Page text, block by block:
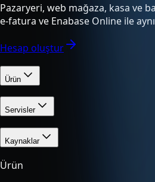
Pazaryeri, web mağaza, kasa ve
e-fatura ve Enabase Online ile
Hesap oluştur
Ürün
Servisler
Kaynaklar
Ürün